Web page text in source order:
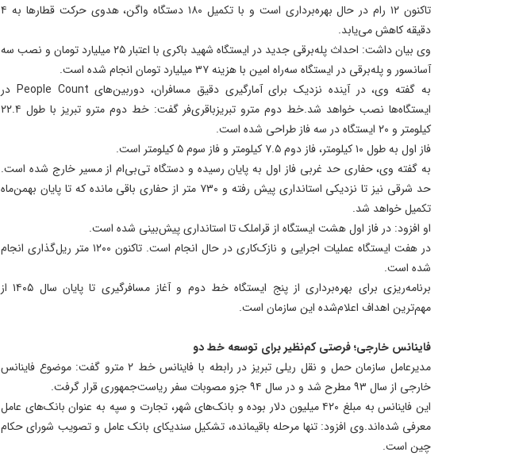
تاکنون ۱۲ رام در حال بهره‌برداری است و با تکمیل ۱۸۰ دستگاه واگن، هدوی حرکت قطارها به ۴
دقیقه کاهش می‌یابد.
وی بیان داشت: احداث پله‌برقی جدید در ایستگاه شهید باکری با اعتبار ۲۵ میلیارد تومان و نصب سه
آسانسور و پله‌برقی در ایستگاه سه‌راه امین با هزینه ۳۷ میلیارد تومان انجام شده است.
به گفته وی، در آینده نزدیک برای آمارگیری دقیق مسافران، دوربین‌های People Count در
ایستگاه‌ها نصب خواهد شد.خط دوم مترو تبریزباقری‌فر گفت: خط دوم مترو تبریز با طول ۲۲.۴
کیلومتر و ۲۰ ایستگاه در سه فاز طراحی شده است.
فاز اول به طول ۱۰ کیلومتر، فاز دوم ۷.۵ کیلومتر و فاز سوم ۵ کیلومتر است.
به گفته وی، حفاری حد غربی فاز اول به پایان رسیده و دستگاه تی‌بی‌ام از مسیر خارج شده است.
حد شرقی نیز تا نزدیکی استانداری پیش رفته و ۷۳۰ متر از حفاری باقی مانده که تا پایان بهمن‌ماه
تکمیل خواهد شد.
او افزود: در فاز اول هشت ایستگاه از قراملک تا استانداری پیش‌بینی شده است.
در هفت ایستگاه عملیات اجرایی و نازک‌کاری در حال انجام است. تاکنون ۱۲۰۰ متر ریل‌گذاری انجام
شده است.
برنامه‌ریزی برای بهره‌برداری از پنج ایستگاه خط دوم و آغاز مسافرگیری تا پایان سال ۱۴۰۵ از
مهم‌ترین اهداف اعلام‌شده این سازمان است.
فاینانس خارجی؛ فرصتی کم‌نظیر برای توسعه خط دو
مدیرعامل سازمان حمل و نقل ریلی تبریز در رابطه با فاینانس خط ۲ مترو گفت: موضوع فاینانس
خارجی از سال ۹۳ مطرح شد و در سال ۹۴ جزو مصوبات سفر ریاست‌جمهوری قرار گرفت.
این فاینانس به مبلغ ۴۲۰ میلیون دلار بوده و بانک‌های شهر، تجارت و سپه به عنوان بانک‌های عامل
معرفی شده‌اند.وی افزود: تنها مرحله باقیمانده، تشکیل سندیکای بانک عامل و تصویب شورای حکام
چین است.